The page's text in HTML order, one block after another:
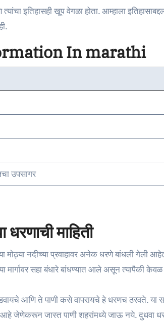
इतिहासही खूप वेगळा होता. आम्हाला
In marathi
उपसागर
धरणाची माहिती
मोठ्या नदीच्या प्रवाहावर अनेक धरणे बांधली गेली
मार्गावर सहा बंधारे बांधण्यात आले असून त्यापैकी
आणि ते पाणी कसे वापरायचे हे धरणच ठरवते. या
जेणेकरून जास्त पाणी शहरांमध्ये जाऊ नये. दुधवा